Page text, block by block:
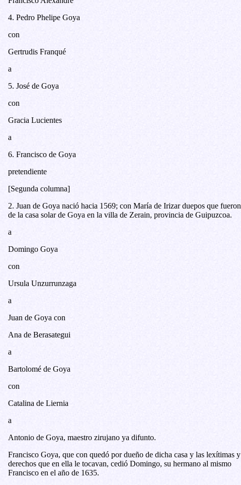
4. Pedro Phelipe Goya
con
Gertrudis Franqué
a
5. José de Goya
con
Gracia Lucientes
a
6. Francisco de Goya
pretendiente
[Segunda columna]
2. Juan de Goya nació hacia 1569; con María de Irizar duepos que fueron
de la casa solar de Goya en la villa de Zerain, provincia de Guipuzcoa.
a
Domingo Goya
con
Ursula Unzurrunzaga
a
Juan de Goya con
Ana de Berasategui
a
Bartolomé de Goya
con
Catalina de Liernia
a
Antonio de Goya, maestro zirujano ya difunto.
Francisco Goya, que con quedó por dueño de dicha casa y las lexítimas y
derechos que en ella le tocavan, cedió Domingo, su hermano al mismo
Francisco en el año de 1635.